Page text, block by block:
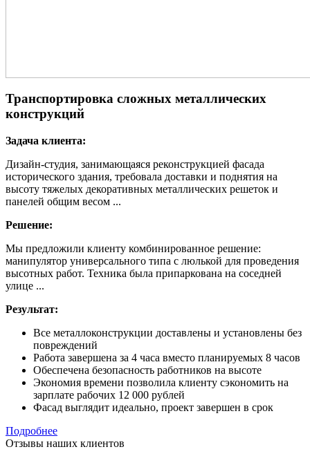
Транспортировка сложных металлических
конструкций
Задача клиента:
Дизайн-студия, занимающаяся реконструкцией фасада
исторического здания, требовала доставки и поднятия на
высоту тяжелых декоративных металлических решеток и
панелей общим весом ...
Решение:
Мы предложили клиенту комбинированное решение:
манипулятор универсального типа с люлькой для проведения
высотных работ. Техника была припаркована на соседней
улице ...
Результат:
Все металлоконструкции доставлены и установлены без
повреждений
Работа завершена за 4 часа вместо планируемых 8 часов
Обеспечена безопасность работников на высоте
Экономия времени позволила клиенту сэкономить на
зарплате рабочих 12 000 рублей
Фасад выглядит идеально, проект завершен в срок
Подробнее
Отзывы наших клиентов